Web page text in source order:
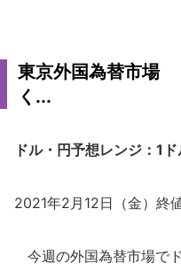
東京外国為替市場
く...
ドル・円予想レンジ：1
2021年2月12日（金）
今週の外国為替市場で